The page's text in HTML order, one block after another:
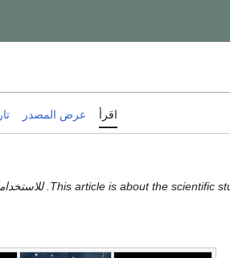
اقرأ عرض المصدر
This article is about the scientific